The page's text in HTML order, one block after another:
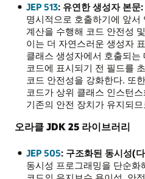
JEP 513: 유연한 생성자 본문:
명시적으로 호출하기에 앞서
계산을 수행해 코드 안전성
이는 더 자연스러운 생성자
클래스 생성자에서 호출되는
코드에 표시되기 전 필드를
코드 안전성을 강화한다. 또
코드가 상위 클래스 인스턴
기존의 안전 장치가 유지되
오라클 JDK 25 라이브러리
JEP 505: 구조화된 동시성(
동시성 프로그래밍을 단순화